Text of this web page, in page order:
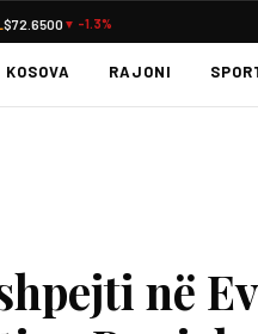
$72.6500 ▼ -1.3%
KOSOVA RAJONI
në